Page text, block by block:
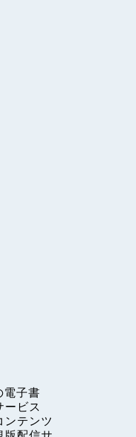
電子書
ービス
ンテンツ